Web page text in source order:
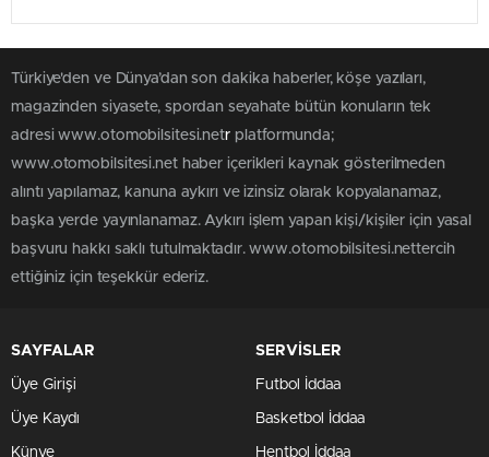
Türkiye'den ve Dünya’dan son dakika haberler, köşe yazıları,
magazinden siyasete, spordan seyahate bütün konuların tek
adresi www.otomobilsitesi.netr platformunda;
www.otomobilsitesi.net haber içerikleri kaynak gösterilmeden
alıntı yapılamaz, kanuna aykırı ve izinsiz olarak kopyalanamaz,
başka yerde yayınlanamaz. Aykırı işlem yapan kişi/kişiler için yasal
başvuru hakkı saklı tutulmaktadır. www.otomobilsitesi.nettercih
ettiğiniz için teşekkür ederiz.
SAYFALAR
Üye Girişi
Üye Kaydı
Künye
SERVİSLER
Futbol İddaa
Basketbol İddaa
Hentbol İddaa